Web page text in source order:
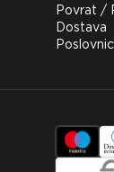
Povrat /
Dostava